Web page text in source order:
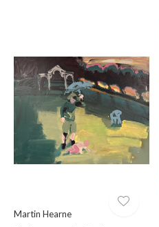
Martin Hearne